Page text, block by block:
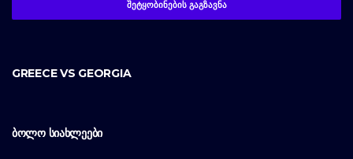
GREECE VS GEORGIA
ᲑᲝᲚᲝ ᲡᲘᲐᲮᲚᲔᲔᲑᲘ